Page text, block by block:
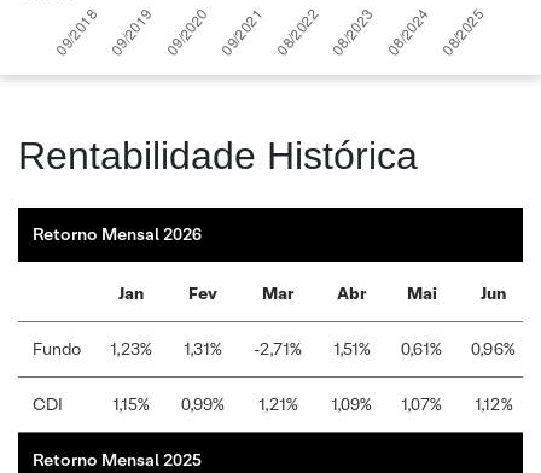
Rentabilidade Histórica
Retorno Mensal 2026
Jan Fev Mar Abr Mai Jun
Fundo 1,23% 1,31% -2,71% 1,51% 0,61% 0,96%
CDI 1,15% 0,99% 1,21% 1,09% 1,07% 1,12%
Retorno Mensal 2025